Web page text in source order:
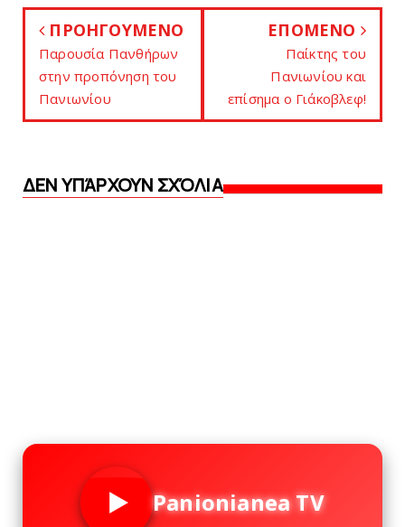
ΠΡΟΗΓΟΥΜΕΝΟ
Παρουσία Πανθήρων
στην προπόνηση του
Πανιωνίoυ
ΕΠΟΜΕΝΟ
Παίκτης του
Πανιωνίου και
επίσημα ο Γιάκοβλεφ!
ΔΕΝ ΥΠΆΡΧΟΥΝ ΣΧΌΛΙΑ
Panionianea TV